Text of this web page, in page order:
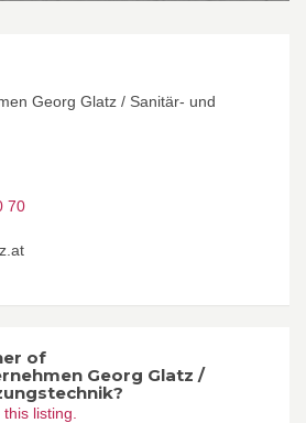
Georg Glatz / Sanitär- und
70
of
Georg Glatz /
listing.